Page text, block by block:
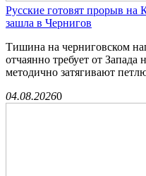
Русские готовят прорыв
зашла в Чернигов
Тишина на черниговском
отчаянно требует от Запада
методично затягивают
04.08.20260